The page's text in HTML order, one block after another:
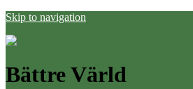
Skip to navigation
Bättre Värld